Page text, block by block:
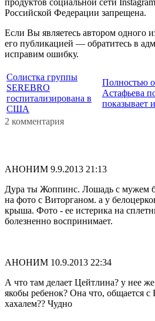
Российской Федерации запрещена.
Если Вы являетесь автором одного
его публикацией — обратитесь в
исправим ошибку.
Солистка группы
SEREBRO
госпитализирована в
США
Полностью
Астафьева
показывает
2 комментария
АНОНИМ 9.9.2013 21:13
Дура ты Жоппинс. Лошадь с мужем
на фото с Виторганом. а у
крыша. Фото - ее истерика на
болезненно воспринимает.
АНОНИМ 10.9.2013 22:34
А что там делает Цейтлина? у нее
якобы ребенок? Она что, общается
хахалем?? Чудно